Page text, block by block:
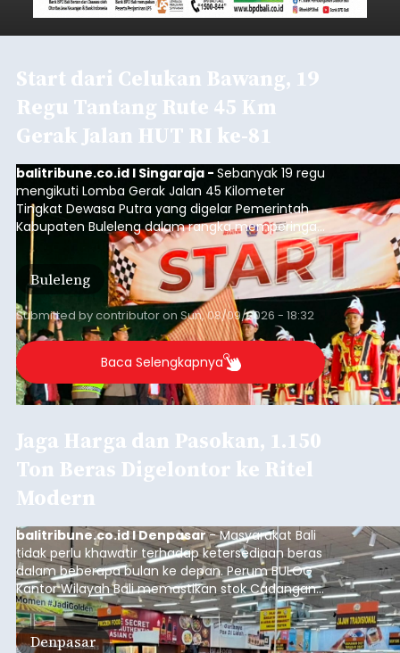
Start dari Celukan Bawang, 19
Regu Tantang Rute 45 Km
Gerak Jalan HUT RI ke-81
balitribune.co.id I Singaraja - Sebanyak 19 regu
mengikuti Lomba Gerak Jalan 45 Kilometer
Tingkat Dewasa Putra yang digelar Pemerintah
Kabupaten Buleleng dalam rangka memperingati
HUT ke-81 Kemerdekaan Republik Indonesia.
Lomba resmi dimulai dari Lapangan Sepak Bola
Desa Celukan Bawang, Sabtu (8/8/2026) malam.
Buleleng
Submitted bycontributoron Sun, 08/09/2026 - 18:32
Baca Selengkapnya
Jaga Harga dan Pasokan, 1.150
Ton Beras Digelontor ke Ritel
Modern
balitribune.co.id I Denpasar- Masyarakat Bali
tidak perlu khawatir terhadap ketersediaan beras
dalam beberapa bulan ke depan. Perum BULOG
Kantor Wilayah Bali memastikan stok Cadangan
Beras Pemerintah (CBP) masih dalam kondisi
aman, bahkan diproyeksikan mampu memenuhi
kebutuhan masyarakat hingga sekitar 10 bulan.
Denpasar